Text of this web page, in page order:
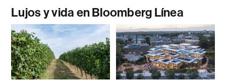
Lujos y vida en Bloomberg Línea